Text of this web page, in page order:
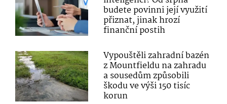
budete povinni její využití
přiznat, jinak hrozí
finanční postih
Vypouštěli zahradní bazén
z Mountfieldu na zahradu
a sousedům způsobili
škodu ve výši 150 tisíc
korun